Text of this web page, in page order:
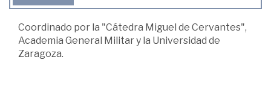
Coordinado por la "Cátedra Miguel de Cervantes",
Academia General Militar y la Universidad de
Zaragoza.